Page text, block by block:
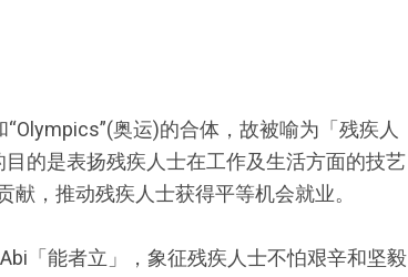
奥运)的合体，故被喻为「残疾人
的是表扬残疾人士在工作及生活方面的技艺
，推动残疾人士获得平等机会就业。
「能者立」，象征残疾人士不怕艰辛和坚毅